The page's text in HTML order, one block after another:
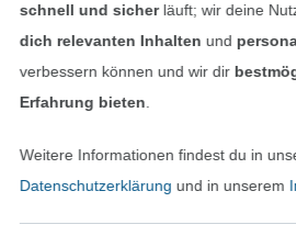
AGB
Kontakt
schnell und sicherläuft; wir deine
dich relevanten Inhalten und
verbessern können und wir dir
Erfahrung bieten
Weitere Informationen findest du in
Datenschutzerklärung und in unserem